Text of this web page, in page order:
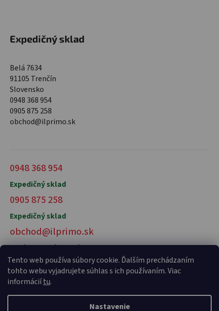
Tento web používa súbory cookie. Ďalším prechádzaním
tohto webu vyjadrujete súhlas s ich používaním. Viac
informáciítu.
Nastavenie
Expedičný sklad
Belá 7634
91105 Trenčín
Slovensko
0948 368 954
0905 875 258
obchod@ilprimo.sk
0948 368 954
Expedičný sklad
0905 875 258
Expedičný sklad
obchod@ilprimo.sk
V prípade otázok nás kontaktujte